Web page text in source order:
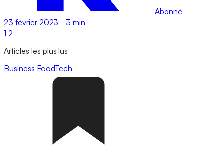
Abonné
23 février 2023 - 3 min
1 2
Articles les plus lus
Business FoodTech